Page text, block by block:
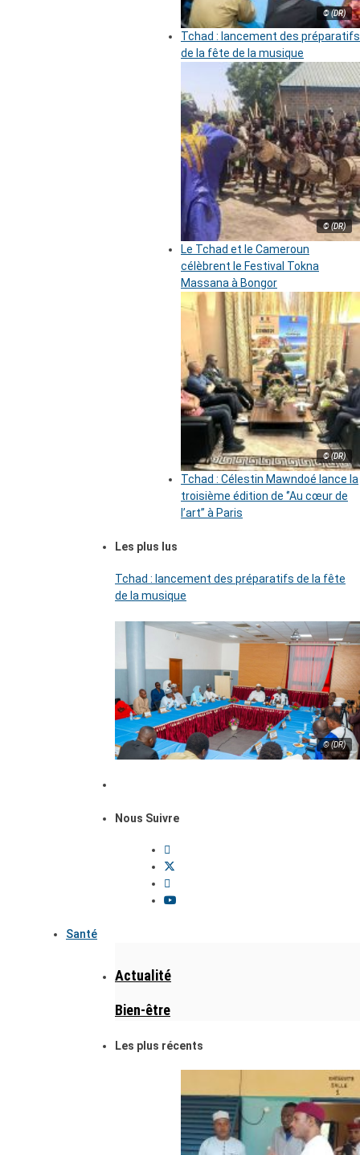
© (DR)
Tchad : lancement des préparatifs
de la fête de la musique
© (DR)
Le Tchad et le Cameroun
célèbrent le Festival Tokna
Massana à Bongor
© (DR)
Tchad : Célestin Mawndoé lance la
troisième édition de ‘’Au cœur de
l’art’’ à Paris
Les plus lus
Tchad : lancement des préparatifs de la fête
de la musique
© (DR)
Nous Suivre
Santé
Actualité
Bien-être
Les plus récents